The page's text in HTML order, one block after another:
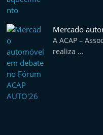
Mercado
A ACAP –
realiza ...